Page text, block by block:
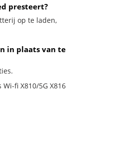
presteert?
op te laden,
in plaats van te
fi X810/5G X816